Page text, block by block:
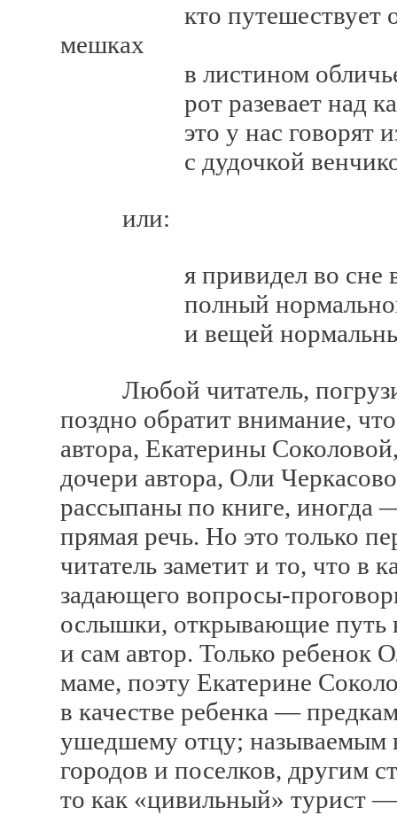
кто путешествует
мешках
в листином обличье
рот разевает над
это у нас говорят из
с дудочкой венчиком
или:
я привидел во сне
полный нормальной
и вещей нормальный
Любой читатель,
поздно обратит внимание,
автора, Екатерины
дочери автора, Оли
рассыпаны по книге, иногда
прямая речь. Но это только
читатель заметит и то, что в
задающего вопросы-
ослышки, открывающие путь
и сам автор. Только ребенок
маме, поэту Екатерине
в качестве ребенка —
ушедшему отцу; называемым
городов и поселков, другим
то как «цивильный» турист